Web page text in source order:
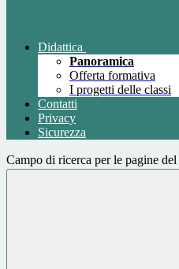
Didattica
Panoramica
Offerta formativa
I progetti delle classi
Contatti
Privacy
Sicurezza
Campo di ricerca per le pagine